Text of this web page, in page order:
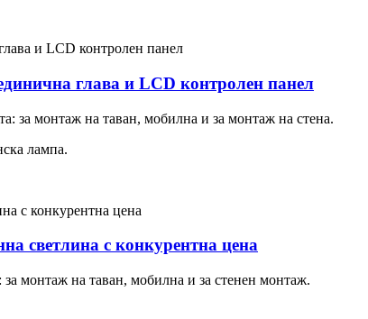
глава и LCD контролен панел
за монтаж на таван, мобилна и за монтаж на стена.
лампа.
светлина с конкурентна цена
монтаж на таван, мобилна и за стенен монтаж.